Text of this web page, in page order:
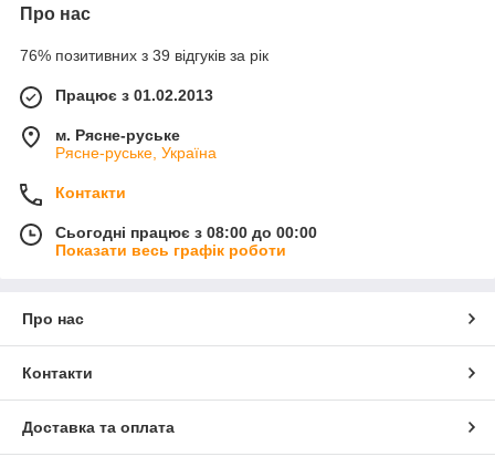
Про нас
76% позитивних з 39 відгуків за рік
Працює з 01.02.2013
м. Рясне-руське
Рясне-руське, Україна
Контакти
Сьогодні працює з 08:00 до 00:00
Показати весь графік роботи
Про нас
Контакти
Доставка та оплата